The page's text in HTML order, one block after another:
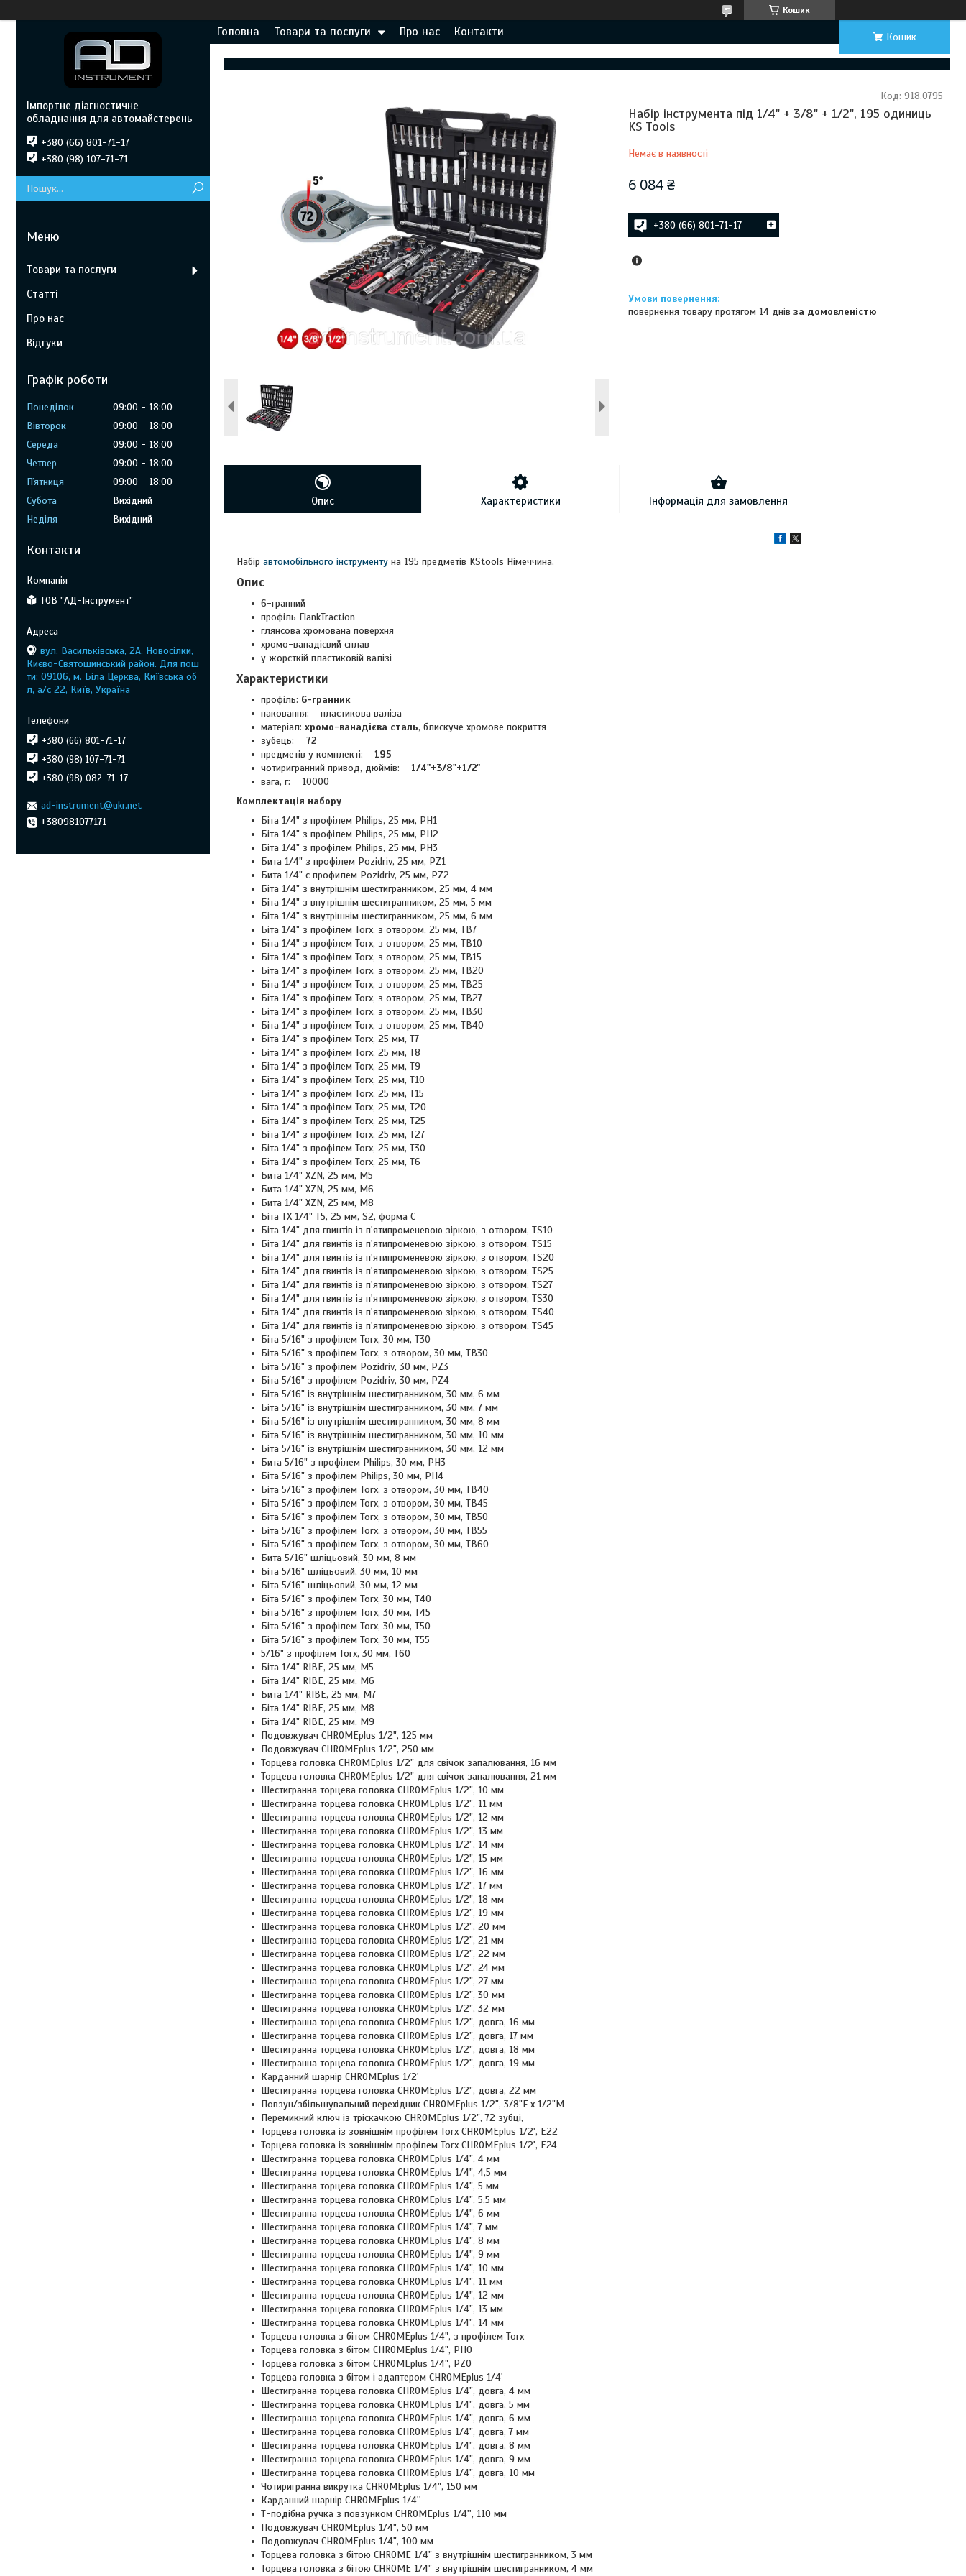
Кошик
Головна Товари та послуги Про нас Контакти Кошик
Набір інструмента під 1/4" + 3/8" + 1/2", 195 одиниць
KS Tools
Немає в наявності
Код: 918.0795
6 084 ₴
+380 (66) 801-71-17
повернення товару протягом 14 днівза домовленістю
Опис Характеристики Інформація для замовлення
Набір автомобільного інструменту на 195 предметів KStools Німеччина.
Опис
6-гранний
профіль FlankTraction
глянсова хромована поверхня
хромо-ванадієвий сплав
у жорсткій пластиковій валізі
Характеристики
профіль: 6-гранник
паковання: пластикова валіза
матеріал: хромо-ванадієва сталь, блискуче хромове покриття
зубець:
72
предметів у комплекті: 195
чотиригранний привод, дюймів: 1/4"+3/8"+1/2"
вага, г: 10000
Комплектація набору
Біта 1/4" з профілем Philips, 25 мм, РН1
Біта 1/4" з профілем Philips, 25 мм, РН2
Біта 1/4" з профілем Philips, 25 мм, РН3
Бита 1/4" з профілем Pozidriv, 25 мм, PZ1
Бита 1/4" с профилем Pozidriv, 25 мм, PZ2
Біта 1/4" з внутрішнім шестигранником, 25 мм, 4 мм
Біта 1/4" з внутрішнім шестигранником, 25 мм, 5 мм
Біта 1/4" з внутрішнім шестигранником, 25 мм, 6 мм
Біта 1/4" з профілем Torx, з отвором, 25 мм, ТВ7
Біта 1/4" з профілем Torx, з отвором, 25 мм, ТВ10
Біта 1/4" з профілем Torx, з отвором, 25 мм, ТВ15
Біта 1/4" з профілем Torx, з отвором, 25 мм, ТВ20
Біта 1/4" з профілем Torx, з отвором, 25 мм, ТВ25
Біта 1/4" з профілем Torx, з отвором, 25 мм, ТВ27
Біта 1/4" з профілем Torx, з отвором, 25 мм, ТВ30
Біта 1/4" з профілем Torx, з отвором, 25 мм, ТВ40
Біта 1/4" з профілем Torx, 25 мм, Т7
Біта 1/4" з профілем Torx, 25 мм, Т8
Біта 1/4" з профілем Torx, 25 мм, Т9
Біта 1/4" з профілем Torx, 25 мм, Т10
Біта 1/4" з профілем Torx, 25 мм, Т15
Біта 1/4" з профілем Torx, 25 мм, Т20
Біта 1/4" з профілем Torx, 25 мм, Т25
Біта 1/4" з профілем Torx, 25 мм, Т27
Біта 1/4" з профілем Torx, 25 мм, Т30
Біта 1/4" з профілем Torx, 25 мм, Т6
Бита 1/4" XZN, 25 мм, М5
Бита 1/4" XZN, 25 мм, М6
Бита 1/4" XZN, 25 мм, М8
Біта ТХ 1/4" Т5, 25 мм, S2, форма С
Біта 1/4" для гвинтів із п'ятипроменевою зіркою, з отвором, TS10
Біта 1/4" для гвинтів із п'ятипроменевою зіркою, з отвором, TS15
Біта 1/4" для гвинтів із п'ятипроменевою зіркою, з отвором, TS20
Біта 1/4" для гвинтів із п'ятипроменевою зіркою, з отвором, TS25
Біта 1/4" для гвинтів із п'ятипроменевою зіркою, з отвором, TS27
Біта 1/4" для гвинтів із п'ятипроменевою зіркою, з отвором, TS30
Біта 1/4" для гвинтів із п'ятипроменевою зіркою, з отвором, TS40
Біта 1/4" для гвинтів із п'ятипроменевою зіркою, з отвором, TS45
Біта 5/16" з профілем Torx, 30 мм, Т30
Біта 5/16" з профілем Torx, з отвором, 30 мм, ТВ30
Біта 5/16" з профілем Pozidriv, 30 мм, PZ3
Біта 5/16" з профілем Pozidriv, 30 мм, PZ4
Біта 5/16" із внутрішнім шестигранником, 30 мм, 6 мм
Біта 5/16" із внутрішнім шестигранником, 30 мм, 7 мм
Біта 5/16" із внутрішнім шестигранником, 30 мм, 8 мм
Біта 5/16" із внутрішнім шестигранником, 30 мм, 10 мм
Біта 5/16" із внутрішнім шестигранником, 30 мм, 12 мм
Бита 5/16" з профілем Philips, 30 мм, РН3
Біта 5/16" з профілем Philips, 30 мм, РН4
Біта 5/16" з профілем Torx, з отвором, 30 мм, ТВ40
Біта 5/16" з профілем Torx, з отвором, 30 мм, ТВ45
Біта 5/16" з профілем Torx, з отвором, 30 мм, ТВ50
Біта 5/16" з профілем Torx, з отвором, 30 мм, ТВ55
Біта 5/16" з профілем Torx, з отвором, 30 мм, ТВ60
Бита 5/16" шліцьовий, 30 мм, 8 мм
Біта 5/16" шліцьовий, 30 мм, 10 мм
Біта 5/16" шліцьовий, 30 мм, 12 мм
Біта 5/16" з профілем Torx, 30 мм, Т40
Біта 5/16" з профілем Torx, 30 мм, Т45
Біта 5/16" з профілем Torx, 30 мм, Т50
Біта 5/16" з профілем Torx, 30 мм, Т55
5/16" з профілем Torx, 30 мм, Т60
Біта 1/4" RIBE, 25 мм, М5
Біта 1/4" RIBE, 25 мм, М6
Бита 1/4" RIBE, 25 мм, M7
Біта 1/4" RIBE, 25 мм, M8
Біта 1/4" RIBE, 25 мм, M9
Подовжувач CHROMEplus 1/2", 125 мм
Подовжувач CHROMEplus 1/2", 250 мм
Торцева головка CHROMEplus 1/2" для свічок запалювання, 16 мм
Торцева головка CHROMEplus 1/2" для свічок запалювання, 21 мм
Шестигранна торцева головка CHROMEplus 1/2", 10 мм
Шестигранна торцева головка CHROMEplus 1/2", 11 мм
Шестигранна торцева головка CHROMEplus 1/2", 12 мм
Шестигранна торцева головка CHROMEplus 1/2", 13 мм
Шестигранна торцева головка CHROMEplus 1/2", 14 мм
Шестигранна торцева головка CHROMEplus 1/2", 15 мм
Шестигранна торцева головка CHROMEplus 1/2", 16 мм
Шестигранна торцева головка CHROMEplus 1/2", 17 мм
Шестигранна торцева головка CHROMEplus 1/2", 18 мм
Шестигранна торцева головка CHROMEplus 1/2", 19 мм
Шестигранна торцева головка CHROMEplus 1/2", 20 мм
Шестигранна торцева головка CHROMEplus 1/2", 21 мм
Шестигранна торцева головка CHROMEplus 1/2", 22 мм
Шестигранна торцева головка CHROMEplus 1/2", 24 мм
Шестигранна торцева головка CHROMEplus 1/2", 27 мм
Шестигранна торцева головка CHROMEplus 1/2", 30 мм
Шестигранна торцева головка CHROMEplus 1/2", 32 мм
Шестигранна торцева головка CHROMEplus 1/2", довга, 16 мм
Шестигранна торцева головка CHROMEplus 1/2", довга, 17 мм
Шестигранна торцева головка CHROMEplus 1/2", довга, 18 мм
Шестигранна торцева головка CHROMEplus 1/2", довга, 19 мм
Карданний шарнір CHROMEplus 1/2'
Шестигранна торцева головка CHROMEplus 1/2", довга, 22 мм
Повзун/збільшувальний перехідник CHROMEplus 1/2", 3/8"F x 1/2"M
Перемикний ключ із тріскачкою CHROMEplus 1/2", 72 зубці,
Торцева головка із зовнішнім профілем Torx CHROMEplus 1/2', E22
Торцева головка із зовнішнім профілем Torx CHROMEplus 1/2', E24
Шестигранна торцева головка CHROMEplus 1/4", 4 мм
Шестигранна торцева головка CHROMEplus 1/4", 4,5 мм
Шестигранна торцева головка CHROMEplus 1/4", 5 мм
Шестигранна торцева головка CHROMEplus 1/4", 5,5 мм
Шестигранна торцева головка CHROMEplus 1/4", 6 мм
Шестигранна торцева головка CHROMEplus 1/4", 7 мм
Шестигранна торцева головка CHROMEplus 1/4", 8 мм
Шестигранна торцева головка CHROMEplus 1/4", 9 мм
Шестигранна торцева головка CHROMEplus 1/4", 10 мм
Шестигранна торцева головка CHROMEplus 1/4", 11 мм
Шестигранна торцева головка CHROMEplus 1/4", 12 мм
Шестигранна торцева головка CHROMEplus 1/4", 13 мм
Шестигранна торцева головка CHROMEplus 1/4", 14 мм
Торцева головка з бітом CHROMEplus 1/4", з профілем Torx
Торцева головка з бітом CHROMEplus 1/4", РН0
Торцева головка з бітом CHROMEplus 1/4", PZ0
Торцева головка з бітом і адаптером CHROMEplus 1/4'
Шестигранна торцева головка CHROMEplus 1/4", довга, 4 мм
Шестигранна торцева головка CHROMEplus 1/4", довга, 5 мм
Шестигранна торцева головка CHROMEplus 1/4", довга, 6 мм
Шестигранна торцева головка CHROMEplus 1/4", довга, 7 мм
Шестигранна торцева головка CHROMEplus 1/4", довга, 8 мм
Шестигранна торцева головка CHROMEplus 1/4", довга, 9 мм
Шестигранна торцева головка CHROMEplus 1/4", довга, 10 мм
Чотиригранна викрутка CHROMEplus 1/4", 150 мм
Карданний шарнір CHROMEplus 1/4''
Т-подібна ручка з повзунком CHROMEplus 1/4'', 110 мм
Подовжувач CHROMEplus 1/4", 50 мм
Подовжувач CHROMEplus 1/4", 100 мм
Торцева головка з бітою CHROME 1/4" з внутрішнім шестигранником, 3 мм
Торцева головка з бітою CHROME 1/4" з внутрішнім шестигранником, 4 мм
Імпортне діагностичне
обладнання для автомайстерень
+380 (66) 801-71-17
+380 (98) 107-71-71
Товари та послуги
Статті
Про нас
Відгуки
Графік роботи
Понеділок 09:00
18:00
Вівторок
09:00
18:00
Середа
09:00
18:00
Четвер
09:00
18:00
Пʼятниця
09:00
18:00
Субота
Вихідний
Неділя
Вихідний
Контакти
ТОВ "АД-Інструмент"
вул. Васильківська, 2А, Новосілки,
Києво-Святошинський район. Для пош
ти: 09106, м. Біла Церква, Київська об
л, а/с 22, Київ, Україна
+380 (66) 801-71-17
+380 (98) 107-71-71
+380 (98) 082-71-17
ad-instrument@ukr.net
+380981077171